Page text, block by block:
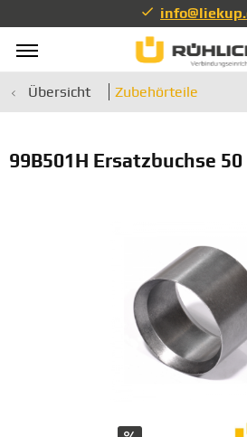
Übersicht Zubehörteile
99B501H Ersatzbuchse